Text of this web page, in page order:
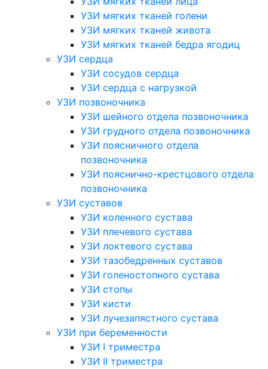
УЗИ мягких тканей голени
УЗИ мягких тканей живота
УЗИ мягких тканей бедра ягодиц
УЗИ сердца
УЗИ сосудов сердца
УЗИ сердца с нагрузкой
УЗИ позвоночника
УЗИ шейного отдела позвоночника
УЗИ грудного отдела позвоночника
УЗИ поясничного отдела
позвоночника
УЗИ пояснично-крестцового отдела
позвоночника
УЗИ суставов
УЗИ коленного сустава
УЗИ плечевого сустава
УЗИ локтевого сустава
УЗИ тазобедренных суставов
УЗИ голеностопного сустава
УЗИ стопы
УЗИ кисти
УЗИ лучезапястного сустава
УЗИ при беременности
УЗИ I триместра
УЗИ II триместра